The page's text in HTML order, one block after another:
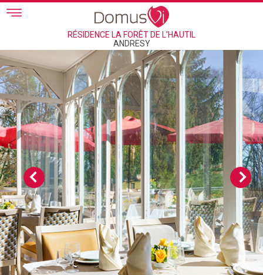
Skip to main content
RÉSIDENCE LA FORÊT DE L’HAUTIL
ANDRESY